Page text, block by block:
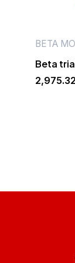
BETA
Beta
2,975.32